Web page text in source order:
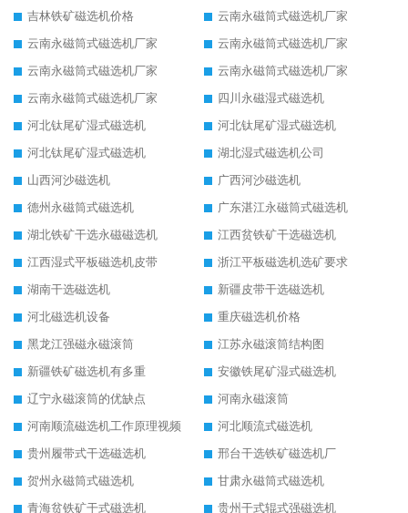
吉林铁矿磁选机价格
云南永磁筒式磁选机厂家
云南永磁筒式磁选机厂家
云南永磁筒式磁选机厂家
云南永磁筒式磁选机厂家
云南永磁筒式磁选机厂家
云南永磁筒式磁选机厂家
四川永磁湿式磁选机
河北钛尾矿湿式磁选机
河北钛尾矿湿式磁选机
河北钛尾矿湿式磁选机
湖北湿式磁选机公司
山西河沙磁选机
广西河沙磁选机
德州永磁筒式磁选机
广东湛江永磁筒式磁选机
湖北铁矿干选永磁磁选机
江西贫铁矿干选磁选机
江西湿式平板磁选机皮带
浙江平板磁选机选矿要求
湖南干选磁选机
新疆皮带干选磁选机
河北磁选机设备
重庆磁选机价格
黑龙江强磁永磁滚筒
江苏永磁滚筒结构图
新疆铁矿磁选机有多重
安徽铁尾矿湿式磁选机
辽宁永磁滚筒的优缺点
河南永磁滚筒
河南顺流磁选机工作原理视频
河北顺流式磁选机
贵州履带式干选磁选机
邢台干选铁矿磁选机厂
贺州永磁筒式磁选机
甘肃永磁筒式磁选机
青海贫铁矿干式磁选机
贵州干式辊式强磁选机